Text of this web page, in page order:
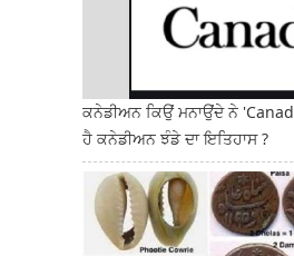
ਕਨੇਡੀਅਨ ਕਿਉਂ ਮਨਾਉਂਦੇ ਨੇ
ਹੈ ਕਨੇਡੀਅਨ ਝੰਡੇ ਦਾ ਇਤਿਹਾਸ ?